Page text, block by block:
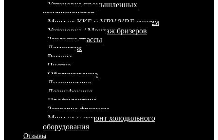
Установка промышленных
кондиционеров
Монтаж ККБ и VRV/VRF систем
Установка / Монтаж бризеров
Закладка трассы
Демонтаж
Ремонт
Чистка
Обслуживание
Диагностика
Дезинфекция
Профилактика
Заправка фреоном
Монтаж и ремонт холодильного
оборудования
Отзывы